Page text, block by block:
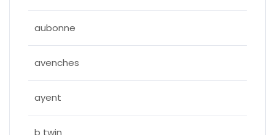
aubonne
avenches
ayent
b twin